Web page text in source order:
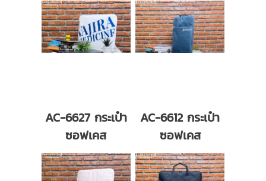
AC-6627 กระเป๋า
ซอฟเคส
AC-6612 กระเป๋า
ซอฟเคส